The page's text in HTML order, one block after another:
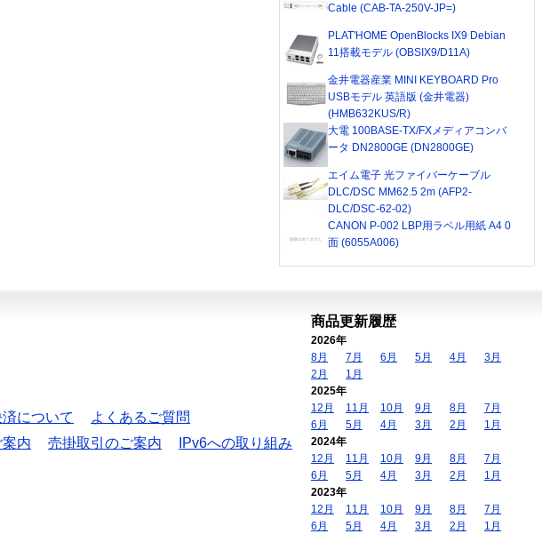
Cable (CAB-TA-250V-JP=)
PLAT'HOME OpenBlocks IX9 Debian
11搭載モデル (OBSIX9/D11A)
金井電器産業 MINI KEYBOARD Pro
USBモデル 英語版 (金井電器)
(HMB632KUS/R)
大電 100BASE-TX/FXメディアコンバ
ータ DN2800GE (DN2800GE)
エイム電子 光ファイバーケーブル
DLC/DSC MM62.5 2m (AFP2-
DLC/DSC-62-02)
CANON P-002 LBP用ラベル用紙 A4 0
面 (6055A006)
について
よくあるご質問
内 売掛取引のご案内
IPv6への取り組み
商品更新履歴
2026年
8月
7月 6月 5月 4月
3月
2月
1月
2025年
12月
11月 10月 9月 8月
7月
6月
5月 4月 3月 2月
1月
2024年
12月
11月 10月 9月 8月
7月
6月
5月 4月 3月 2月
1月
2023年
12月
11月 10月 9月 8月
7月
6月
5月 4月 3月 2月
1月